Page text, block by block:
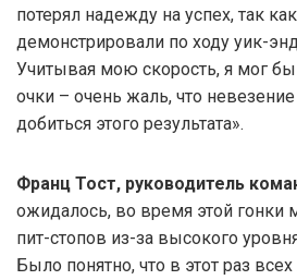
потерял надежду на успех, так
демонстрировали по ходу уик-
Учитывая мою скорость, я мог бы
очки – очень жаль, что
добиться этого результата».
Франц Тост, руководитель
ожидалось, во время этой гонки
пит-стопов из-за высокого
Было понятно, что в этот раз